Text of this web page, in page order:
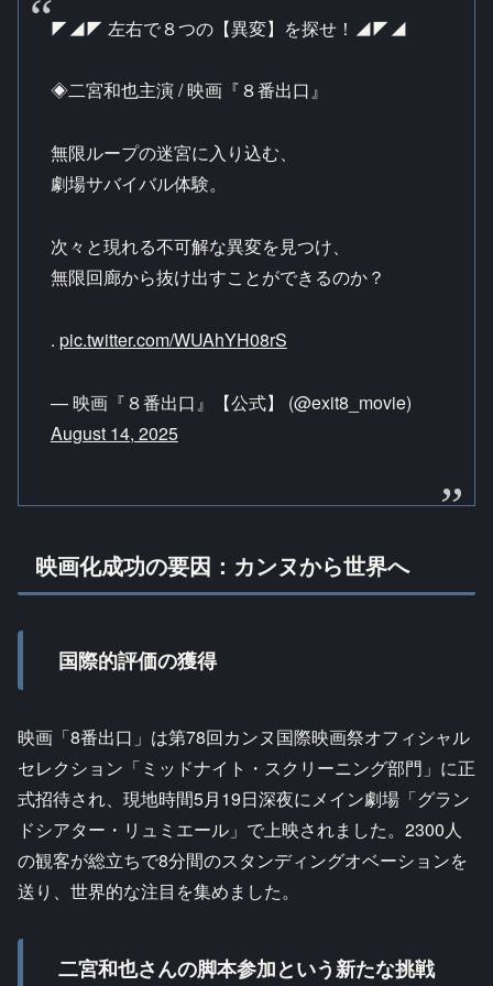
◤◢◤ 左右で８つの【異変】を探せ！◢◤◢
◈二宮和也主演 / 映画『８番出口』
無限ループの迷宮に入り込む、
劇場サバイバル体験。
次々と現れる不可解な異変を見つけ、
無限回廊から抜け出すことができるのか？
. pic.twitter.com/WUAhYH08rS
— 映画『８番出口』【公式】 (@exit8_movie)
August 14, 2025
映画化成功の要因：カンヌから世界へ
国際的評価の獲得
映画「8番出口」は第78回カンヌ国際映画祭オフィシャル
セレクション「ミッドナイト・スクリーニング部門」に正
式招待され、現地時間5月19日深夜にメイン劇場「グラン
ドシアター・リュミエール」で上映されました。2300人
の観客が総立ちで8分間のスタンディングオベーションを
送り、世界的な注目を集めました。
二宮和也さんの脚本参加という新たな挑戦